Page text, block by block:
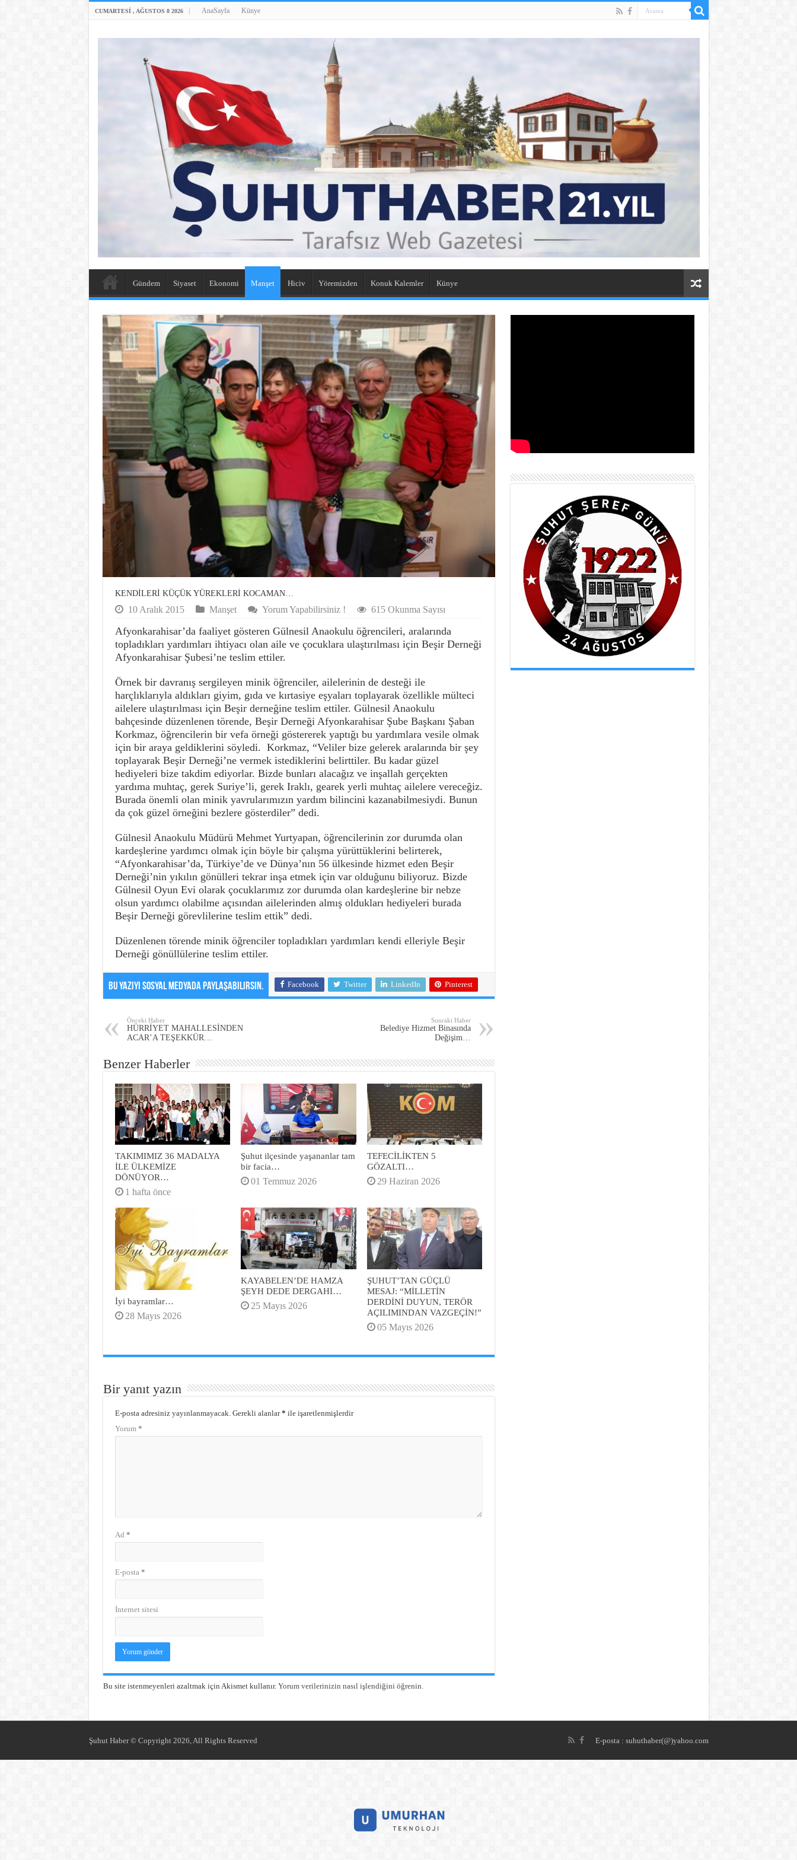
CUMARTESI , AĞUSTOS 8 2026 AnaSayfa Künye
Gündem Siyaset Ekonomi Manşet Hiciv Yöremizden Konuk Kalemler Künye
KENDİLERİ KÜÇÜK YÜREKLERİ KOCAMAN…
10 Aralık 2015 Manşet Yorum Yapabilirsiniz ! 615 Okunma Sayısı
Afyonkarahisar’da faaliyet gösteren Gülnesil Anaokulu öğrencileri, aralarında
topladıkları yardımları ihtiyacı olan aile ve çocuklara ulaştırılması için Beşir Derneği
Afyonkarahisar Şubesi’ne teslim ettiler.
Örnek bir davranış sergileyen minik öğrenciler, ailelerinin de desteği ile
harçlıklarıyla aldıkları giyim, gıda ve kırtasiye eşyaları toplayarak özellikle mülteci
ailelere ulaştırılması için Beşir derneğine teslim ettiler. Gülnesil Anaokulu
bahçesinde düzenlenen törende, Beşir Derneği Afyonkarahisar Şube Başkanı Şaban
Korkmaz, öğrencilerin bir vefa örneği göstererek yaptığı bu yardımlara vesile olmak
için bir araya geldiklerini söyledi. Korkmaz, “Veliler bize gelerek aralarında bir şey
toplayarak Beşir Derneği’ne vermek istediklerini belirttiler. Bu kadar güzel
hediyeleri bize takdim ediyorlar. Bizde bunları alacağız ve inşallah gerçekten
yardıma muhtaç, gerek Suriye’li, gerek Iraklı, gearek yerli muhtaç ailelere vereceğiz.
Burada önemli olan minik yavrularımızın yardım bilincini kazanabilmesiydi. Bunun
da çok güzel örneğini bezlere gösterdiler” dedi.
Gülnesil Anaokulu Müdürü Mehmet Yurtyapan, öğrencilerinin zor durumda olan
kardeşlerine yardımcı olmak için böyle bir çalışma yürüttüklerini belirterek,
“Afyonkarahisar’da, Türkiye’de ve Dünya’nın 56 ülkesinde hizmet eden Beşir
Derneği’nin yıkılın gönülleri tekrar inşa etmek için var olduğunu biliyoruz. Bizde
Gülnesil Oyun Evi olarak çocuklarımız zor durumda olan kardeşlerine bir nebze
olsun yardımcı olabilme açısından ailelerinden almış oldukları hediyeleri burada
Beşir Derneği görevlilerine teslim ettik” dedi.
Düzenlenen törende minik öğrenciler topladıkları yardımları kendi elleriyle Beşir
Derneği gönüllülerine teslim ettiler.
Bu Yazıyı Sosyal Medyada Paylaşabilirsin. Facebook Twitter LinkedIn Pinterest
Önceki Haber
HÜRRİYET MAHALLESİNDEN
ACAR’A TEŞEKKÜR…
Sonraki Haber
Belediye Hizmet Binasında
Değişim…
Benzer Haberler
TAKIMIMIZ 36 MADALYA
İLE ÜLKEMİZE
DÖNÜYOR…
1 hafta önce
Şuhut ilçesinde yaşananlar tam
bir facia…
01 Temmuz 2026
TEFECİLİKTEN 5
GÖZALTI…
29 Haziran 2026
İyi bayramlar…
28 Mayıs 2026
KAYABELEN’DE HAMZA
ŞEYH DEDE DERGAHI…
25 Mayıs 2026
ŞUHUT’TAN GÜÇLÜ
MESAJ: “MİLLETİN
DERDİNİ DUYUN, TERÖR
AÇILIMINDAN VAZGEÇİN!”
05 Mayıs 2026
Bir yanıt yazın
E-posta adresiniz yayınlanmayacak. Gerekli alanlar* ile işaretlenmişlerdir
Yorum *
Ad *
E-posta *
İnternet sitesi
Bu site istenmeyenleri azaltmak için Akismet kullanır. Yorum verilerinizin nasıl işlendiğini öğrenin.
E-posta : suhuthaber(@)yahoo.com
Şuhut Haber © Copyright 2026, All Rights Reserved